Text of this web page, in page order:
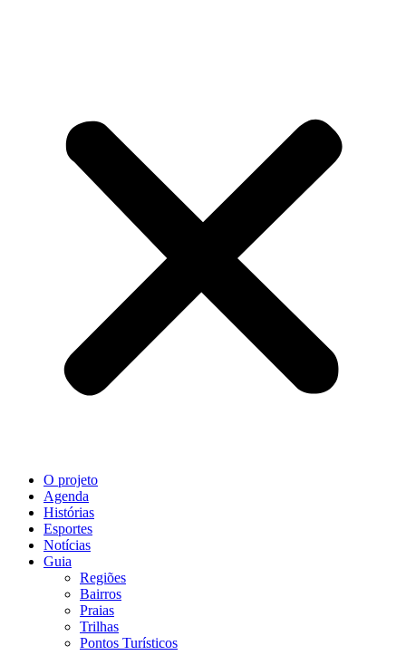
O projeto
Agenda
Histórias
Esportes
Notícias
Guia
Regiões
Bairros
Praias
Trilhas
Pontos Turísticos